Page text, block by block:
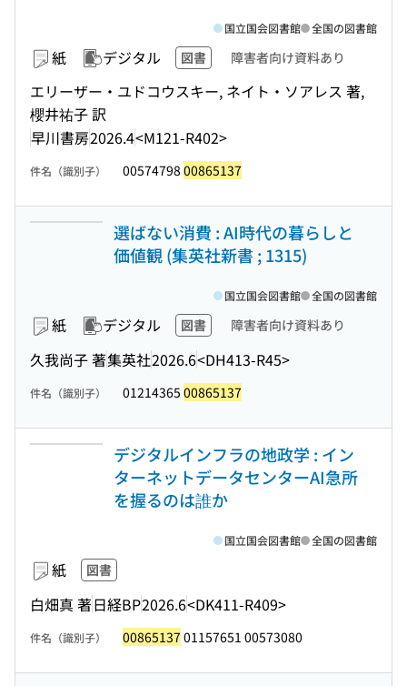
紙 デジタル 図書 障害者向け資料あり
エリーザー・ユドコウスキー, ネイト・ソアレス 著,
櫻井祐子 訳
早川書房2026.4<M121-R402>
国立国会図書館 全国の図書館
件名（識別子） 00574798 00865137
選ばない消費 : AI時代の暮らしと
価値観 (集英社新書 ; 1315)
紙 デジタル 図書 障害者向け資料あり
久我尚子 著集英社2026.6<DH413-R45>
国立国会図書館 全国の図書館
件名（識別子） 01214365 00865137
デジタルインフラの地政学 : イン
ターネットデータセンターAI急所
を握るのは誰か
紙 図書
白畑真 著日経BP2026.6<DK411-R409>
国立国会図書館 全国の図書館
件名（識別子） 00865137 01157651 00573080